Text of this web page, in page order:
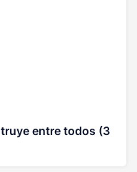
entre todos (3